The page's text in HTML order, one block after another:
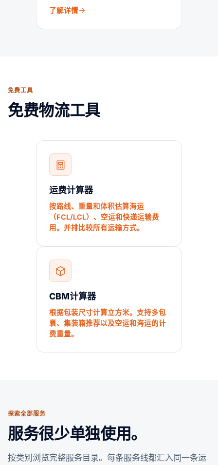
了解详情
免费工具
免费物流工具
运费计算器
按路线、重量和体积估算海运
（FCL/LCL）、空运和快递运输费
用。并排比较所有运输方式。
CBM计算器
根据包装尺寸计算立方米。支持多包
裹、集装箱推荐以及空运和海运的计
费重量。
探索全部服务
服务很少单独使用。
按类别浏览完整服务目录。每条服务线都汇入同一条运